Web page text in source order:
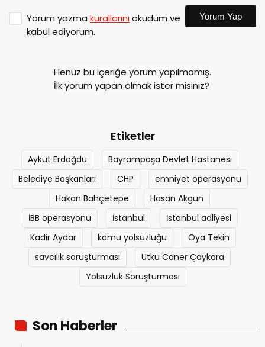
Yorum yazma kurallarınıokudum ve
kabul ediyorum.
Yorum Yap
Henüz bu içeriğe yorum yapılmamış.
İlk yorum yapan olmak ister misiniz?
Etiketler
Aykut Erdoğdu
Bayrampaşa Devlet Hastanesi
Belediye Başkanları
CHP
emniyet operasyonu
Hakan Bahçetepe
Hasan Akgün
İBB operasyonu
İstanbul
İstanbul adliyesi
Kadir Aydar
kamu yolsuzluğu
Oya Tekin
savcılık soruşturması
Utku Caner Çaykara
Yolsuzluk Soruşturması
Son Haberler